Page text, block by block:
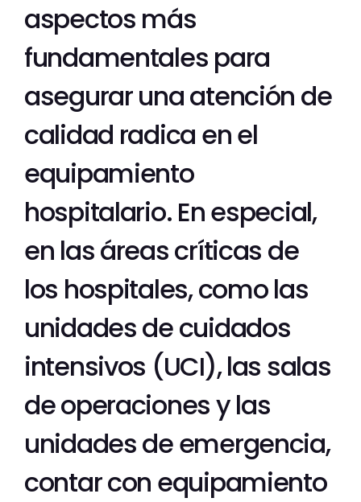
aspectos más
fundamentales para
asegurar una atención de
calidad radica en el
equipamiento
hospitalario. En especial,
en las áreas críticas de
los hospitales, como las
unidades de cuidados
intensivos (UCI), las salas
de operaciones y las
unidades de emergencia,
contar con equipamiento